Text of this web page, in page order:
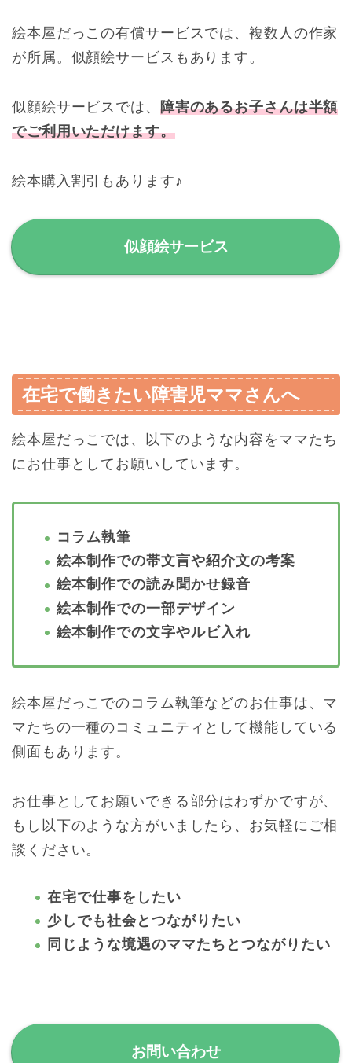
絵本屋だっこの有償サービスでは、複数人の作家
が所属。似顔絵サービスもあります。
似顔絵サービスでは、 障害のあるお子さんは半額
でご利用いただけます。
絵本購入割引もあります♪
似顔絵サービス
在宅で働きたい障害児ママさんへ
絵本屋だっこでは、以下のような内容をママたち
にお仕事としてお願いしています。
コラム執筆
絵本制作での帯文言や紹介文の考案
絵本制作での読み聞かせ録音
絵本制作での一部デザイン
絵本制作での文字やルビ入れ
絵本屋だっこでのコラム執筆などのお仕事は、マ
マたちの一種のコミュニティとして機能している
側面もあります。
お仕事としてお願いできる部分はわずかですが、
もし以下のような方がいましたら、お気軽にご相
談ください。
在宅で仕事をしたい
少しでも社会とつながりたい
同じような境遇のママたちとつながりたい
お問い合わせ